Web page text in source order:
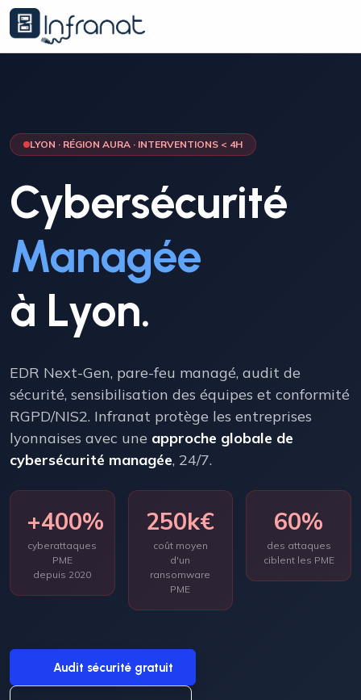
LYON · RÉGION AURA · INTERVENTIONS < 4H
Cybersécurité
Managée
à Lyon.
EDR Next-Gen, pare-feu managé, audit de
sécurité, sensibilisation des équipes et conformité
RGPD/NIS2. Infranat protège les entreprises
lyonnaises avec une approche globale de
cybersécurité managée, 24/7.
+400%
cyberattaques
PME
depuis 2020
250k€
coût moyen
d'un
ransomware
PME
60%
des attaques
ciblent les PME
Audit sécurité gratuit